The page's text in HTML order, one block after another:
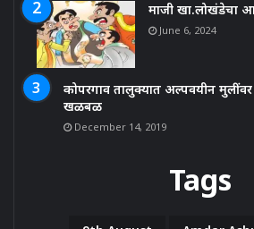
माजी खा.लोखंडेचा
June 6, 2024
कोपरगाव तालुक्यात अल्पवयीन
खळबळ
December 14, 2019
Tags